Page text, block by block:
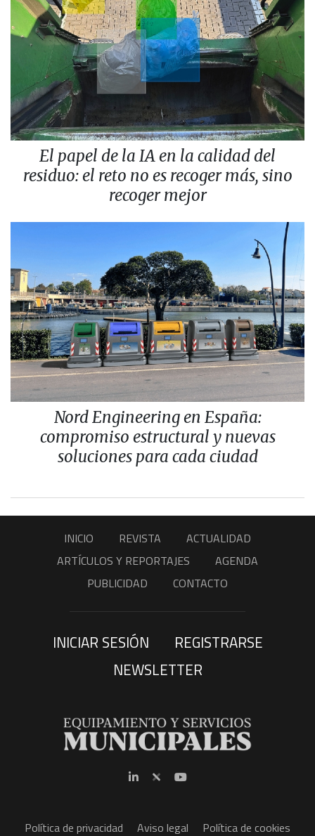
El papel de la IA en la calidad del
residuo: el reto no es recoger más, sino
recoger mejor
Nord Engineering en España:
compromiso estructural y nuevas
soluciones para cada ciudad
INICIO REVISTA
ACTUALIDAD
ARTÍCULOS Y REPORTAJES
AGENDA
PUBLICIDAD
CONTACTO
INICIAR SESIÓN
REGISTRARSE
NEWSLETTER
Política de privacidad Aviso legal
Política de cookies